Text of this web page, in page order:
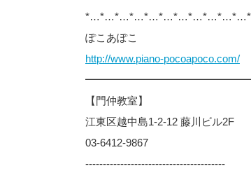
ぽこあぽこ
http://www.piano-pocoapoco.com/
【門仲教室】
江東区越中島1-2-12 藤川ビル2F
03-6412-9867
----------------------------------------